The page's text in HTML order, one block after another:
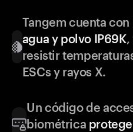
Tangem cuenta con
agua y polvo IP69K,
resistir
ESCs y rayos X.
Un código de
biométrica